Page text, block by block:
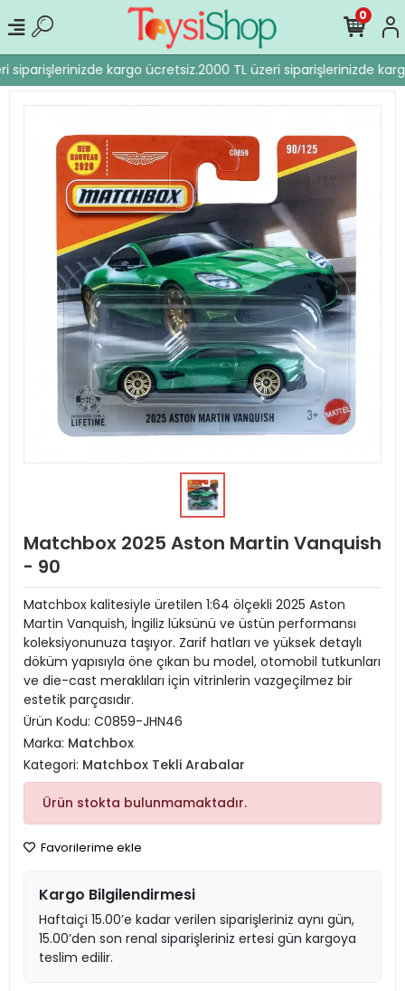
siparişlerinizde kargo ücretsiz.2000 TL üzeri siparişlerinizde
0
Matchbox 2025 Aston Martin Vanquish
- 90
Matchbox kalitesiyle üretilen 1:64 ölçekli 2025 Aston
Martin Vanquish, İngiliz lüksünü ve üstün performansı
koleksiyonunuza taşıyor. Zarif hatları ve yüksek detaylı
döküm yapısıyla öne çıkan bu model, otomobil tutkunları
ve die-cast meraklıları için vitrinlerin vazgeçilmez bir
estetik parçasıdır.
Ürün Kodu: C0859-JHN46
Marka: Matchbox
Kategori: Matchbox Tekli Arabalar
Ürün stokta bulunmamaktadır.
Favorilerime ekle
Kargo Bilgilendirmesi
Haftaiçi 15.00’e kadar verilen siparişleriniz aynı gün,
15.00’den son renal siparişleriniz ertesi gün kargoya
teslim edilir.